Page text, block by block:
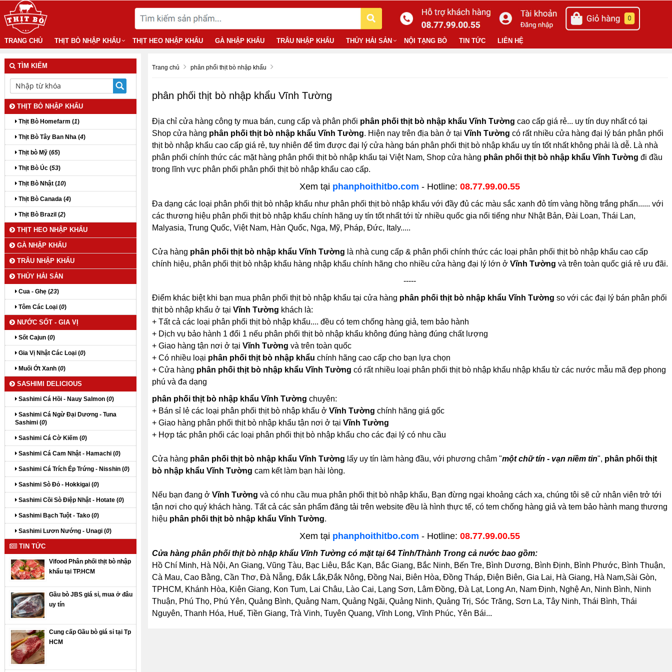
TRANG CHỦ THỊT BÒ NHẬP KHẨU THỊT HEO NHẬP KHẨU GÀ NHẬP KHẨU TRÂU NHẬP KHẨU THỦY HẢI SẢN NỘI TẠNG BÒ TIN TỨC LIÊN HỆ
Trang chủ phân phối thịt bò nhập khẩu
phân phối thịt bò nhập khẩu Vĩnh Tường
Địa chỉ cửa hàng công ty mua bán, cung cấp và phân phối phân phối thịt bò nhập khẩu Vĩnh Tường cao cấp giá rẻ... uy tín duy nhất có tại
Shop cửa hàng phân phối thịt bò nhập khẩu Vĩnh Tường. Hiện nay trên địa bàn ở tại Vĩnh Tường có rất nhiều cửa hàng đại lý bán phân phối
thịt bò nhập khẩu cao cấp giá rẻ, tuy nhiên để tìm được đại lý cửa hàng bán phân phối thịt bò nhập khẩu uy tín tốt nhất không phải là dễ. Là nhà
phân phối chính thức các mặt hàng phân phối thịt bò nhập khẩu tại Việt Nam, Shop cửa hàng phân phối thịt bò nhập khẩu Vĩnh Tường đi đầu
trong lĩnh vực phân phối phân phối thịt bò nhập khẩu cao cấp.
Xem tại phanphoithitbo.com - Hotline:08.77.99.00.55
Đa dạng các loại phân phối thịt bò nhập khẩu như phân phối thịt bò nhập khẩu với đầy đủ các màu sắc xanh đỏ tím vàng hồng trắng phấn...... với
các thương hiệu phân phối thịt bò nhập khẩu chính hãng uy tín tốt nhất tới từ nhiều quốc gia nổi tiếng như Nhật Bản, Đài Loan, Thái Lan,
Malyasia, Trung Quốc, Việt Nam, Hàn Quốc, Nga, Mỹ, Pháp, Đức, Italy.....
Cửa hàng phân phối thịt bò nhập khẩu Vĩnh Tường là nhà cung cấp & phân phối chính thức các loại phân phối thịt bò nhập khẩu cao cấp
chính hiệu, phân phối thịt bò nhập khẩu hàng nhập khẩu chính hãng cho nhiều cửa hàng đại lý lớn ở Vĩnh Tường và trên toàn quốc giá rẻ ưu đãi.
-----
Điểm khác biệt khi bạn mua phân phối thịt bò nhập khẩu tại cửa hàng phân phối thịt bò nhập khẩu Vĩnh Tường so với các đại lý bán phân phối
thịt bò nhập khẩu ở tại Vĩnh Tường khách là:
+ Tất cả các loại phân phối thịt bò nhập khẩu.... đều có tem chống hàng giả, tem bảo hành
+ Dịch vụ bảo hành 1 đổi 1 nếu phân phối thịt bò nhập khẩu không đúng hàng đúng chất lượng
+ Giao hàng tận nơi ở tại Vĩnh Tường và trên toàn quốc
+ Có nhiều loại phân phối thịt bò nhập khẩu chính hãng cao cấp cho bạn lựa chọn
+ Cửa hàng phân phối thịt bò nhập khẩu Vĩnh Tường có rất nhiều loại phân phối thịt bò nhập khẩu nhập khẩu từ các nước mẫu mã đẹp phong
phú và đa dạng
phân phối thịt bò nhập khẩu Vĩnh Tường chuyên:
+ Bán sỉ lẻ các loại phân phối thịt bò nhập khẩu ở Vĩnh Tường chính hãng giá gốc
+ Giao hàng phân phối thịt bò nhập khẩu tận nơi ở tại Vĩnh Tường
+ Hợp tác phân phối các loại phân phối thịt bò nhập khẩu cho các đại lý có nhu cầu
Cửa hàng phân phối thịt bò nhập khẩu Vĩnh Tường lấy uy tín làm hàng đầu, với phương châm "một chữ tín - vạn niềm tin", phân phối thịt
bò nhập khẩu Vĩnh Tường cam kết làm bạn hài lòng.
Nếu bạn đang ở Vĩnh Tường và có nhu cầu mua phân phối thịt bò nhập khẩu, Bạn đừng ngại khoảng cách xa, chúng tôi sẽ cử nhân viên trở tới
tận nơi cho quý khách hàng. Tất cả các sản phẩm đăng tải trên website đều là hình thực tế, có tem chống hàng giả và tem bảo hành mang thương
hiệu phân phối thịt bò nhập khẩu Vĩnh Tường.
Xem tại phanphoithitbo.com - Hotline:08.77.99.00.55
Cửa hàng phân phối thịt bò nhập khẩu Vĩnh Tường có mặt tại 64 Tỉnh/Thành Trong cả nước bao gồm:
Hồ Chí Minh, Hà Nội, An Giang, Vũng Tàu, Bạc Liêu, Bắc Kạn, Bắc Giang, Bắc Ninh, Bến Tre, Bình Dương, Bình Định, Bình Phước, Bình Thuận,
Cà Mau, Cao Bằng, Cần Thơ, Đà Nẵng, Đắk Lắk,Đắk Nông, Đồng Nai, Biên Hòa, Đồng Tháp, Điện Biên, Gia Lai, Hà Giang, Hà Nam,Sài Gòn,
TPHCM, Khánh Hòa, Kiên Giang, Kon Tum, Lai Châu, Lào Cai, Lạng Sơn, Lâm Đồng, Đà Lạt, Long An, Nam Định, Nghệ An, Ninh Bình, Ninh
Thuận, Phú Thọ, Phú Yên, Quảng Bình, Quảng Nam, Quảng Ngãi, Quảng Ninh, Quảng Trị, Sóc Trăng, Sơn La, Tây Ninh, Thái Bình, Thái
Nguyên, Thanh Hóa, Huế, Tiền Giang, Trà Vinh, Tuyên Quang, Vĩnh Long, Vĩnh Phúc, Yên Bái...
TÌM KIẾM
THỊT BÒ NHẬP KHẨU
Thịt Bò Homefarm (1)
Thịt Bò Tây Ban Nha (4)
Thịt bò Mỹ (65)
Thịt Bò Úc (53)
Thịt Bò Nhật (10)
Thịt Bò Canada (4)
Thịt Bò Brazil (2)
THỊT HEO NHẬP KHẨU
GÀ NHẬP KHẨU
TRÂU NHẬP KHẨU
THỦY HẢI SẢN
Cua - Ghẹ (23)
Tôm Các Loại (0)
NƯỚC SỐT - GIA VỊ
Sốt Cajun (0)
Gia Vị Nhật Các Loại (0)
Muối Ớt Xanh (0)
SASHIMI DELICIOUS
Sashimi Cá Hồi - Nauy Salmon (0)
Sashimi Cá Ngừ Đại Dương - Tuna
Sashimi (0)
Sashimi Cá Cờ Kiếm (0)
Sashimi Cá Cam Nhật - Hamachi (0)
Sashimi Cá Trích Ép Trứng - Nisshin (0)
Sashimi Sò Đỏ - Hokkigai (0)
Sashimi Cồi Sò Điệp Nhật - Hotate (0)
Sashimi Bạch Tuột - Tako (0)
Sashimi Lươn Nướng - Unagi (0)
TIN TỨC
Vifood Phân phối thịt bò nhập
khẩu tại TP.HCM
Gầu bò JBS giá sỉ, mua ở đâu
uy tín
Cung cấp Gầu bò giá sỉ tại Tp
HCM